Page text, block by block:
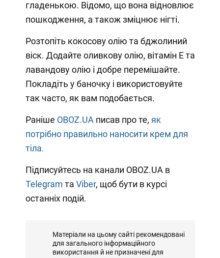
гладенькою. Відомо, що вона відновлює
пошкодження, а також зміцнює нігті.
Розтопіть кокосову олію та бджолиний
віск. Додайте оливкову олію, вітамін Е та
лавандову олію і добре перемішайте.
Покладіть у баночку і використовуйте
так часто, як вам подобається.
Раніше OBOZ.UA писав про те, як
потрібно правильно наносити крем для
тіла.
Підписуйтесь на канали OBOZ.UA в
Telegram та Viber, щоб бути в курсі
останніх подій.
Матеріали на цьому сайті рекомендовані
для загального інформаційного
використання й не призначені для